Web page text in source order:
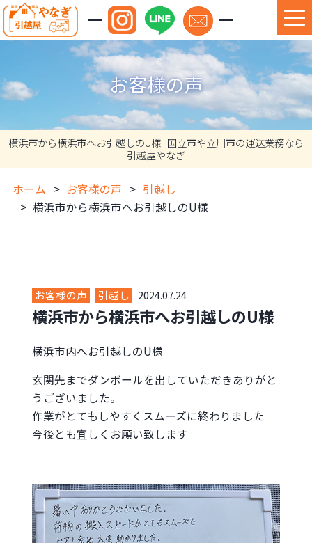
お客様の声
横浜市から横浜市へお引越しのU様 | 国立市や立川市の運送業務なら
引越屋やなぎ
ホーム お客様の声
引越し
横浜市から横浜市へお引越しのU様
お客様の声 引越し 2024.07.24
横浜市から横浜市へお引越しのU様
横浜市内へお引越しのU様
玄関先までダンボールを出していただきありがと
うございました。
作業がとてもしやすくスムーズに終わりました
今後とも宜しくお願い致します